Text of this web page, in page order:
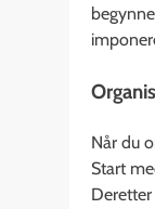
Når du
Start